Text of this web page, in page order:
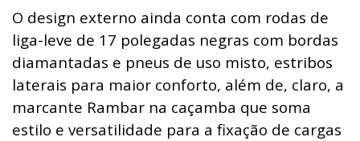
O design externo ainda conta com rodas de
liga-leve de 17 polegadas negras com bordas
diamantadas e pneus de uso misto, estribos
laterais para maior conforto, além de, claro, a
marcante Rambar na caçamba que soma
estilo e versatilidade para a fixação de cargas